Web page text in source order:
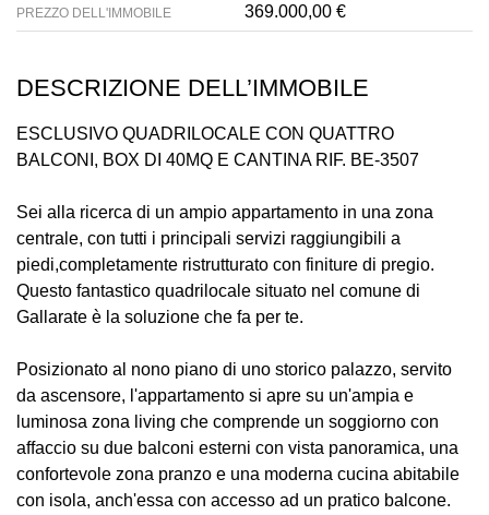
PREZZO DELL'IMMOBILE 369.000,00 €
DESCRIZIONE DELL’IMMOBILE
ESCLUSIVO QUADRILOCALE CON QUATTRO
BALCONI, BOX DI 40MQ E CANTINA RIF. BE-3507
Sei alla ricerca di un ampio appartamento in una zona
centrale, con tutti i principali servizi raggiungibili a
piedi,completamente ristrutturato con finiture di pregio.
Questo fantastico quadrilocale situato nel comune di
Gallarate è la soluzione che fa per te.
Posizionato al nono piano di uno storico palazzo, servito
da ascensore, l'appartamento si apre su un'ampia e
luminosa zona living che comprende un soggiorno con
affaccio su due balconi esterni con vista panoramica, una
confortevole zona pranzo e una moderna cucina abitabile
con isola, anch'essa con accesso ad un pratico balcone.